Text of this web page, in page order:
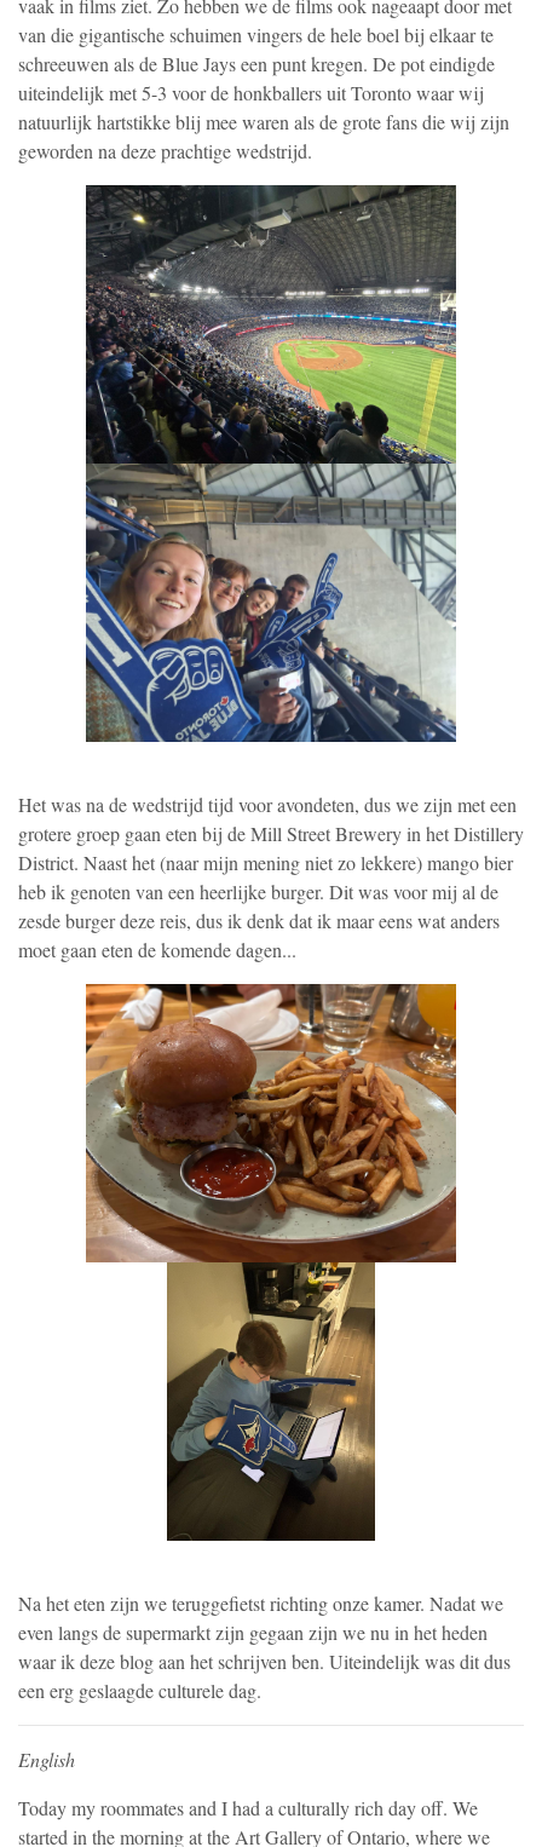
vaak in films ziet. Zo hebben we de films ook nageaapt door met
van die gigantische schuimen vingers de hele boel bij elkaar te
schreeuwen als de Blue Jays een punt kregen. De pot eindigde
uiteindelijk met 5-3 voor de honkballers uit Toronto waar wij
natuurlijk hartstikke blij mee waren als de grote fans die wij zijn
geworden na deze prachtige wedstrijd.
Het was na de wedstrijd tijd voor avondeten, dus we zijn met een
grotere groep gaan eten bij de Mill Street Brewery in het Distillery
District. Naast het (naar mijn mening niet zo lekkere) mango bier
heb ik genoten van een heerlijke burger. Dit was voor mij al de
zesde burger deze reis, dus ik denk dat ik maar eens wat anders
moet gaan eten de komende dagen...
Na het eten zijn we teruggefietst richting onze kamer. Nadat we
even langs de supermarkt zijn gegaan zijn we nu in het heden
waar ik deze blog aan het schrijven ben. Uiteindelijk was dit dus
een erg geslaagde culturele dag.
English
Today my roommates and I had a culturally rich day off. We
started in the morning at the Art Gallery of Ontario, where we